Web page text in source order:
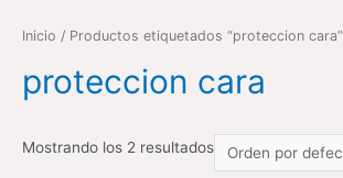
Inicio / Productos etiquetados “proteccion cara”
proteccion cara
Mostrando los 2 resultados